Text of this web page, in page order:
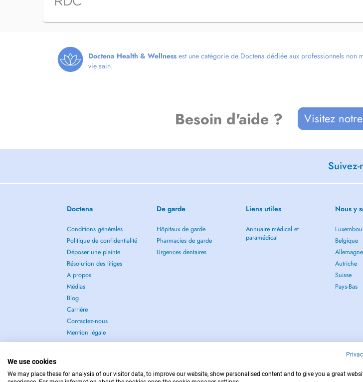
Doctena Health & Wellness est une catégorie de Doctena dédiée aux professionnels non
vie sain.
Besoin d'aide ? Visitez
Doctena
Conditions générales
Politique de confidentialité
Déposer une plainte
Résolution des litiges
A propos
Médias
Blog
Carrière
Contactez-nous
Mention légale
De garde
Hôpitaux de garde
Pharmacies de garde
Urgences dentaires
Liens utiles
Annuaire médical et
paramédical
Nous y
Belgique
Allemagne
Autriche
Suisse
Pays-Bas
We use cookies
We may place these for analysis of our visitor data, to improve our website, show personalised content and to give you a great